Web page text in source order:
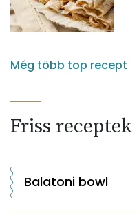
Még több top recept
Friss receptek
Balatoni bowl